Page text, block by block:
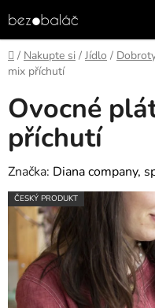
na
obsah
Domů
/ Nakupte si / Jídlo /
mix příchutí
Ovocné
příchutí
Značka: Diana company,
ČESKÝ PRODUKT